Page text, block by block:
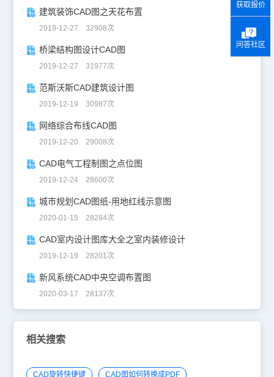
建筑装饰CAD图之天花布置
2019-12-27 32908次
桥梁结构图设计CAD图
2019-12-27 31977次
范斯沃斯CAD建筑设计图
2019-12-19 30987次
网络综合布线CAD图
2019-12-20 29008次
CAD电气工程制图之点位图
2019-12-24 28600次
城市规划CAD图纸-用地红线示意图
2020-01-15 28284次
CAD室内设计图库大全之室内装修设计
2019-12-19 28201次
新风系统CAD中央空调布置图
2020-03-17 28137次
相关搜索
CAD旋转快捷键 CAD图如何转换成PDF
获取报价
问答社区